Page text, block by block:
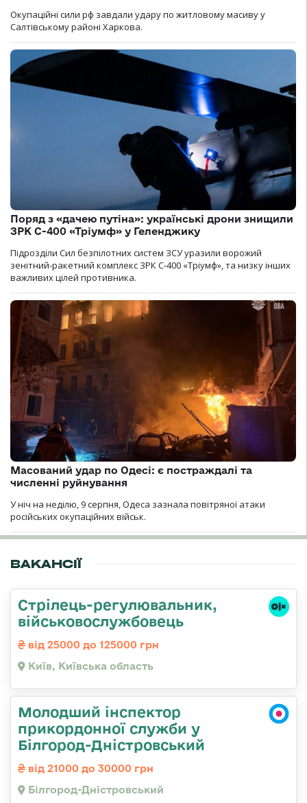
Окупаційні сили рф завдали удару по житловому масиву у
Салтівському районі Харкова.
Поряд з «дачею путіна»: українські дрони знищили
ЗРК С-400 «Тріумф» у Геленджику
Підрозділи Сил безпілотних систем ЗСУ уразили ворожий
зенітний-ракетний комплекс ЗРК С-400 «Тріумф», та низку інших
важливих цілей противника.
Масований удар по Одесі: є постраждалі та
численні руйнування
У ніч на неділю, 9 серпня, Одеса зазнала повітряної атаки
російських окупаційних військ.
ВАКАНСІЇ
Стpілець-регулювальник,
військовослужбовець
від 25000 до 125000 грн
Київ, Київська область
Молодший інспектор
прикордонної служби у
Білгород-Дністровський
від 21000 до 30000 грн
Білгород-Дністровський